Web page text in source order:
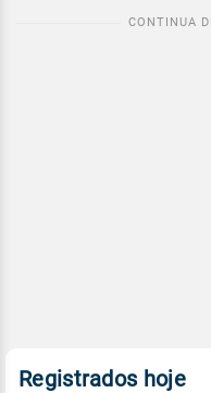
Registrados hoje